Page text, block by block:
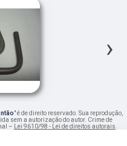
›
" é de direito reservado. Sua reprodução,
sem a autorização do autor. Crime de
– Lei 9610/98 - Lei de direitos autorais.